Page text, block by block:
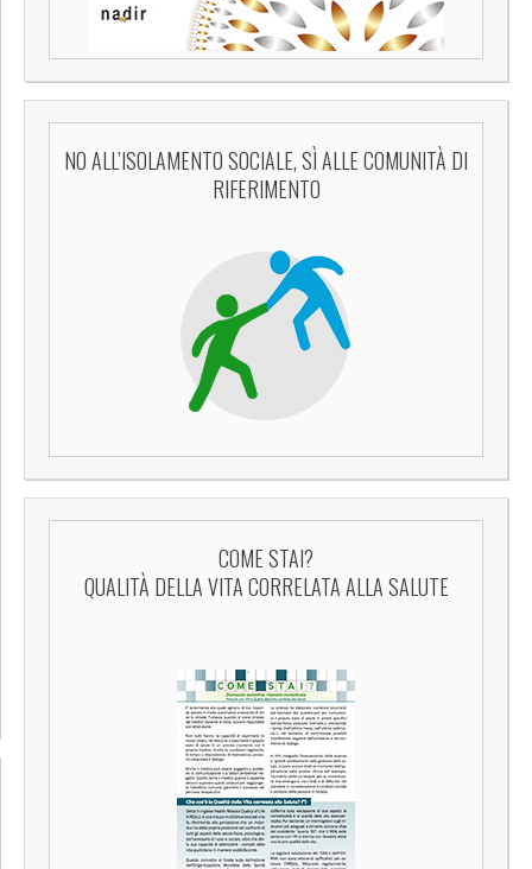
NO ALL’ISOLAMENTO SOCIALE, SÌ ALLE COMUNITÀ DI
RIFERIMENTO
COME STAI?
QUALITÀ DELLA VITA CORRELATA ALLA SALUTE